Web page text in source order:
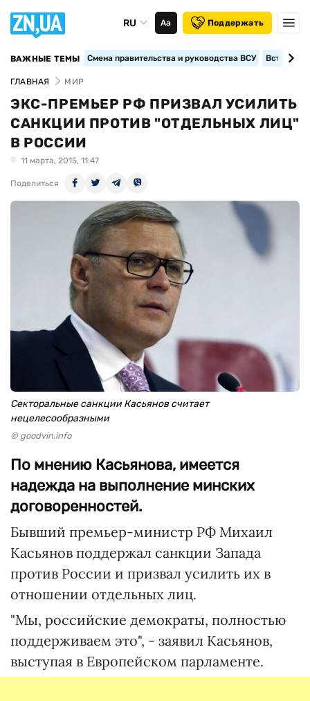
RU Аа Поддержать
ВАЖНЫЕ ТЕМЫ Смена правительства и руководства ВСУ
ГЛАВНАЯ МИР
ЭКС-ПРЕМЬЕР РФ ПРИЗВАЛ УСИЛИТЬ
САНКЦИИ ПРОТИВ "ОТДЕЛЬНЫХ ЛИЦ"
В РОССИИ
11 марта, 2015, 11:47
Поделиться
Секторальные санкции Касьянов считает
нецелесообразными
© goodvin.info
По мнению Касьянова, имеется
надежда на выполнение минских
договоренностей.
Бывший премьер-министр РФ Михаил
Касьянов поддержал санкции Запада
против России и призвал усилить их в
отношении отдельных лиц.
"Мы, российские демократы, полностью
поддерживаем это", - заявил Касьянов,
выступая в Европейском парламенте.